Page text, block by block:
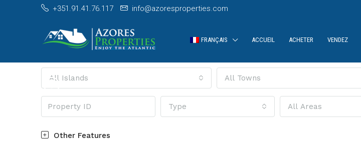
+351.91.41.76.117 info@azoresproperties.com
FRANÇAIS ACCUEIL ACHETER VENDEZ
All Islands All Towns
Type All Areas
Other Features